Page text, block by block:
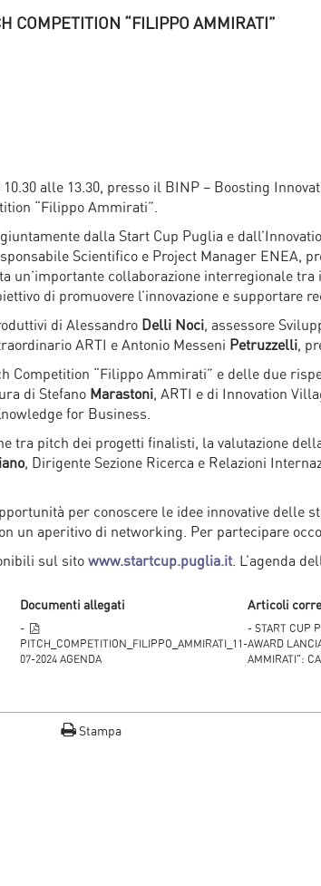
COMPETITION “FILIPPO AMMIRATI”
alle 13.30, presso il BINP – Boosting
“Filippo Ammirati”.
dalla Start Cup Puglia e
Scientifico e Project Manager ENEA,
un’importante collaborazione interregionale
di promuovere l’innovazione e supportare
di Alessandro Delli Noci, assessore
ARTI e Antonio Messeni Petruzzelli,
Competition “Filippo Ammirati” e delle due
di Stefano Marastoni, ARTI e di Innovation
for Business.
tra pitch dei progetti finalisti, la valutazione
, Dirigente Sezione Ricerca e Relazioni
per conoscere le idee innovative delle
un aperitivo di networking. Per partecipare
sul sito www.startcup.puglia.it. L’agenda
Documenti allegati
-
PITCH_COMPETITION_FILIPPO_AMMIRATI_11-
07-2024 AGENDA
Articoli
- START CUP
AWARD
AMMIRATI":
Stampa